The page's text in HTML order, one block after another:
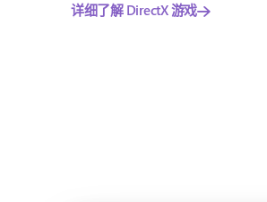
详细了解 DirectX 游戏